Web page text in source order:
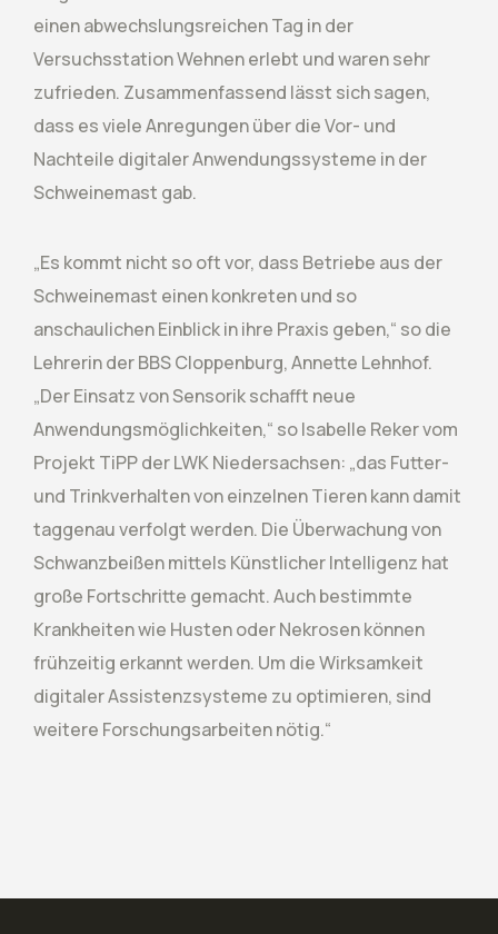
einen abwechslungsreichen Tag in der
Versuchsstation Wehnen erlebt und waren sehr
zufrieden. Zusammenfassend lässt sich sagen,
dass es viele Anregungen über die Vor- und
Nachteile digitaler Anwendungssysteme in der
Schweinemast gab.
„Es kommt nicht so oft vor, dass Betriebe aus der
Schweinemast einen konkreten und so
anschaulichen Einblick in ihre Praxis geben,“ so die
Lehrerin der BBS Cloppenburg, Annette Lehnhof.
„Der Einsatz von Sensorik schafft neue
Anwendungsmöglichkeiten,“ so Isabelle Reker vom
Projekt TiPP der LWK Niedersachsen: „das Futter-
und Trinkverhalten von einzelnen Tieren kann damit
taggenau verfolgt werden. Die Überwachung von
Schwanzbeißen mittels Künstlicher Intelligenz hat
große Fortschritte gemacht. Auch bestimmte
Krankheiten wie Husten oder Nekrosen können
frühzeitig erkannt werden. Um die Wirksamkeit
digitaler Assistenzsysteme zu optimieren, sind
weitere Forschungsarbeiten nötig.“